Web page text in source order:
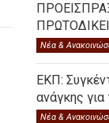
Νέα &
ΕΚΠ:
ανάγκης
Νέα &